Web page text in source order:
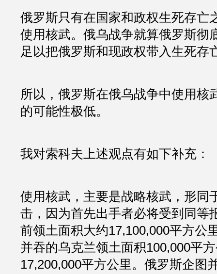
俄罗斯只有在国家和政权生死存亡
使用核武。俄乌战争就算俄罗斯彻
足以把俄罗斯和现政权带入生死存
所以，俄罗斯在俄乌战争中使用核
的可能性极低。
我对索科夫上述观点有如下补充：
使用核武，主要是战略核武，形同
击，因为首先出手者必将受到同等
前领土面积大约17,100,000平方公
并吞的乌克兰领土面积100,000平
17,200,000平方公里。俄罗斯企图